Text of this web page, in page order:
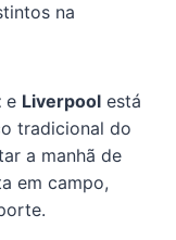
na
e Liverpool está
tradicional do
a manhã de
em campo,